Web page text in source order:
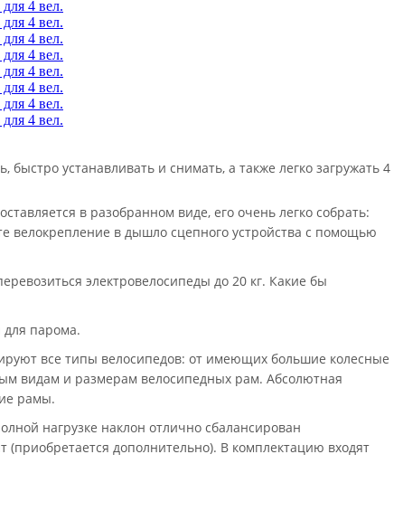
устанавливать и снимать, а также легко загружать 4
в разобранном виде, его очень легко собрать:
велокрепление в дышло сцепного устройства с помощью
электровелосипеды до 20 кг. Какие бы
для парома.
все типы велосипедов: от имеющих большие колесные
видам и размерам велосипедных рам. Абсолютная
рамы.
нагрузке наклон отлично сбалансирован
дополнительно). В комплектацию входят